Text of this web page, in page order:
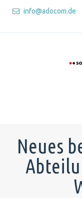
info@adocom.de
Neues